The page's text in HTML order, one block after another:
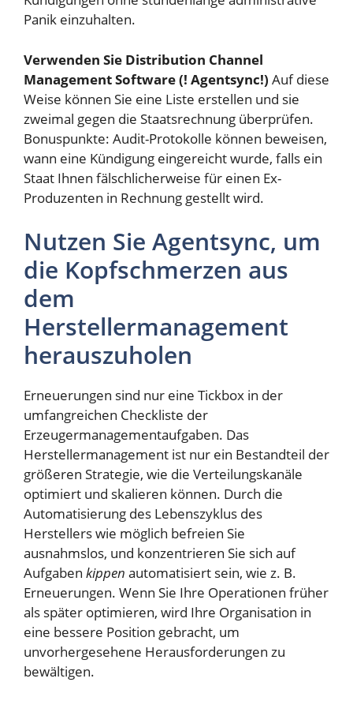
Panik einzuhalten.
Verwenden Sie Distribution Channel
Management Software (! Agentsync!) Auf diese
Weise können Sie eine Liste erstellen und sie
zweimal gegen die Staatsrechnung überprüfen.
Bonuspunkte: Audit-Protokolle können beweisen,
wann eine Kündigung eingereicht wurde, falls ein
Staat Ihnen fälschlicherweise für einen Ex-
Produzenten in Rechnung gestellt wird.
Nutzen Sie Agentsync, um
die Kopfschmerzen aus
dem
Herstellermanagement
herauszuholen
Erneuerungen sind nur eine Tickbox in der
umfangreichen Checkliste der
Erzeugermanagementaufgaben. Das
Herstellermanagement ist nur ein Bestandteil der
größeren Strategie, wie die Verteilungskanäle
optimiert und skalieren können. Durch die
Automatisierung des Lebenszyklus des
Herstellers wie möglich befreien Sie
ausnahmslos, und konzentrieren Sie sich auf
Aufgaben kippen automatisiert sein, wie z. B.
Erneuerungen. Wenn Sie Ihre Operationen früher
als später optimieren, wird Ihre Organisation in
eine bessere Position gebracht, um
unvorhergesehene Herausforderungen zu
bewältigen.